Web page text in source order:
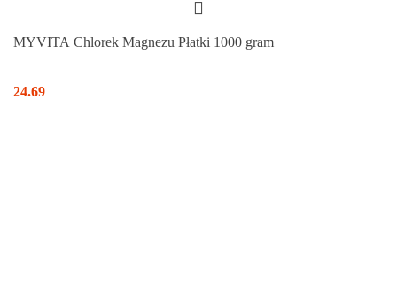
MYVITA Chlorek Magnezu Płatki 1000 gram
24.69